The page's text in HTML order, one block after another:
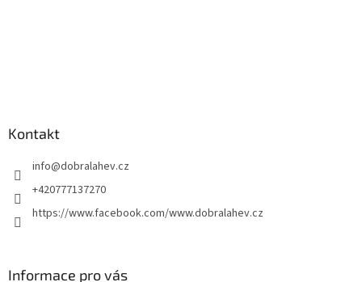
Kontakt
info@dobralahev.cz
+420777137270
https://www.facebook.com/www.dobralahev.cz
Informace pro vás